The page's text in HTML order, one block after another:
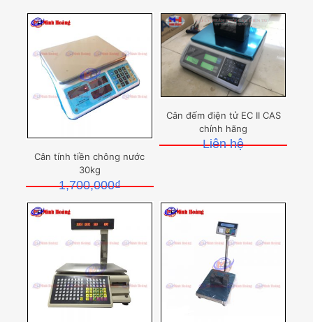
Cân tính tiền chông nước
30kg
1,700,000₫
Cân đếm điện tử EC II CAS
chính hãng
Liên hệ